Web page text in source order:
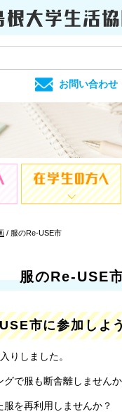
お問い合わせ
/ 服のRe-USE市
服のRe-USE
市に参加しよ
りしました。
で服も断舎離しませんか
服を再利用しませんか？